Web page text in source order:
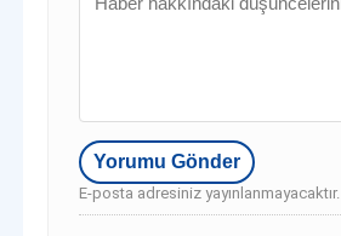
E-posta adresiniz yayınlanmayacaktır.